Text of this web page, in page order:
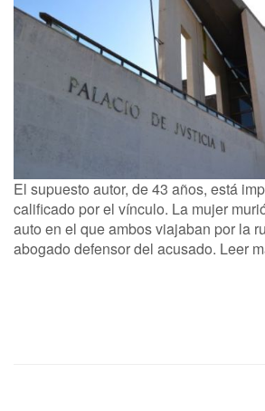
El supuesto autor, de 43 años, está
calificado por el vínculo. La mujer
auto en el que ambos viajaban por la
abogado defensor del acusado. Leer